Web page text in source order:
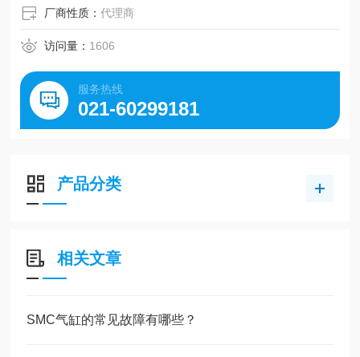
●磁性开关可选择导轨安装型
●设定了杆端安装件、摆动底座安装件的型号（省去了分别订
购气缸和支件的时间）
厂商性质：代理商
访问量： 1606
服务热线
021-60299181
产品分类
相关文章
SMC气缸的常见故障有哪些？